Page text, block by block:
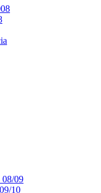
08/09
10